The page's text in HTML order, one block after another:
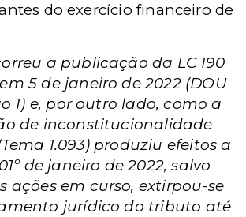
do exercício financeiro de
a publicação da LC 190
5 de janeiro de 2022 (DOU
1) e, por outro lado, como a
de inconstitucionalidade
1.093) produziu efeitos a
de janeiro de 2022, salvo
ações em curso, extirpou-se
jurídico do tributo até